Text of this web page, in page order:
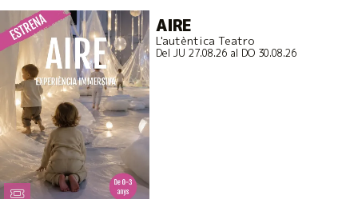
AIRE
L'autèntica Teatro
Del JU 27.08.26al DO 30.08.26